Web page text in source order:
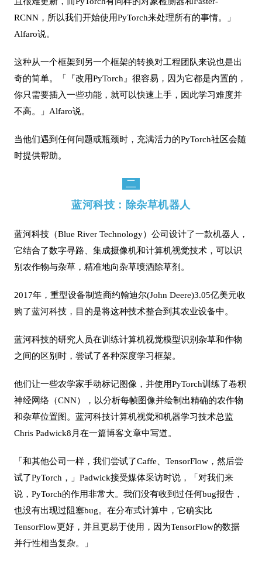
RCNN，所以我们开始使用PyTorch来处理所有的事情。」
Alfaro说。
这种从一个框架到另一个框架的转换对工程团队来说也是出
奇的简单。「『改用PyTorch』很容易，因为它都是内置的，
你只需要插入一些功能，就可以快速上手，因此学习难度并
不高。」Alfaro说。
当他们遇到任何问题或瓶颈时，充满活力的PyTorch社区会随
时提供帮助。
二
蓝河科技：除杂草机器人
蓝河科技（Blue River Technology）公司设计了一款机器人，
它结合了数字寻路、集成摄像机和计算机视觉技术，可以识
别农作物与杂草，精准地向杂草喷洒除草剂。
2017年，重型设备制造商约翰迪尔(John Deere)3.05亿美元收
购了蓝河科技，目的是将这种技术整合到其农业设备中。
蓝河科技的研究人员在训练计算机视觉模型识别杂草和作物
之间的区别时，尝试了各种深度学习框架。
他们让一些农学家手动标记图像，并使用PyTorch训练了卷积
神经网络（CNN），以分析每帧图像并绘制出精确的农作物
和杂草位置图。蓝河科技计算机视觉和机器学习技术总监
Chris Padwick8月在一篇博客文章中写道。
「和其他公司一样，我们尝试了Caffe、TensorFlow，然后尝
试了PyTorch，」Padwick接受媒体采访时说，「对我们来
说，PyTorch的作用非常大。我们没有收到过任何bug报告，
也没有出现过阻塞bug。在分布式计算中，它确实比
TensorFlow更好，并且更易于使用，因为TensorFlow的数据
并行性相当复杂。」